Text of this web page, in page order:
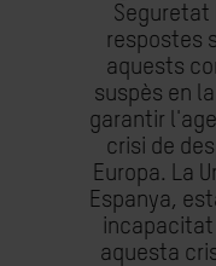
Seguretat
respostes
aquests
suspès en
garantir
crisi de
Europa. La
Espanya,
aquesta